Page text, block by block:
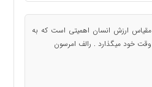
مقیاس ارزش انسان اهمیتی است که به
وقت خود میگذارد . رالف امرسون